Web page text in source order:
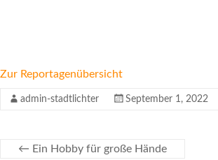
Zur Reportagenübersicht
admin-stadtlichter September 1, 2022
← Ein Hobby für große Hände